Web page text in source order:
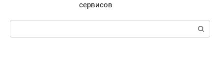
сервисов
Поиск: